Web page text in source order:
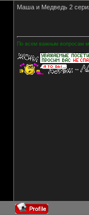
Маша и Медведь 2
По всем важным вопросам